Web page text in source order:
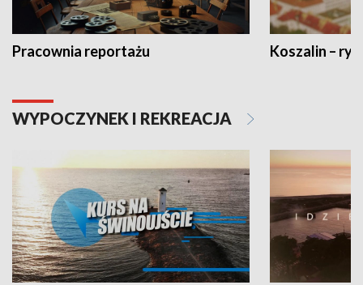
Pracownia reportażu Koszalin –
WYPOCZYNEK I REKREACJA